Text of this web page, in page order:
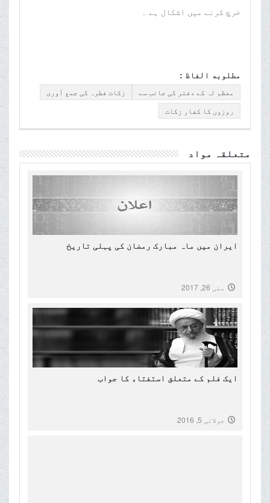
خرچ کرنے میں اشکال ہے ۔
مطلوبه الفاظ :
معظم لہ کے دفتر کی جانب سے
زکات فطرہ کی جمع آوری
روزوں کا کفار زکات
متعلقہ مواد
ایران میں ماہ مبارک رمضان کی پہلی تاریخ
مئی 26, 2017
ایک فلم کے متعلق استفتاء کا جواب
جولائی 5, 2016